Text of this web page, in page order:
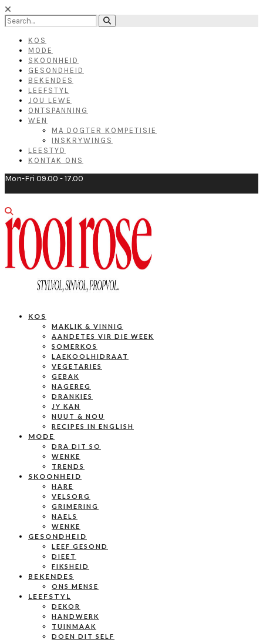
KOS
MODE
SKOONHEID
GESONDHEID
BEKENDES
LEEFSTYL
JOU LEWE
ONTSPANNING
WEN
MA DOGTER KOMPETISIE
INSKRYWINGS
LEESTYD
KONTAK ONS
Mon-Fri 09.00 - 17.00
KOS
MAKLIK & VINNIG
AANDETES VIR DIE WEEK
SOMERKOS
LAEKOOLHIDRAAT
VEGETARIES
GEBAK
NAGEREG
DRANKIES
JY KAN
NUUT & NOU
RECIPES IN ENGLISH
MODE
DRA DIT SO
WENKE
TRENDS
SKOONHEID
HARE
VELSORG
GRIMERING
NAELS
WENKE
GESONDHEID
LEEF GESOND
DIEET
FIKSHEID
BEKENDES
ONS MENSE
LEEFSTYL
DEKOR
HANDWERK
TUINMAAK
DOEN DIT SELF